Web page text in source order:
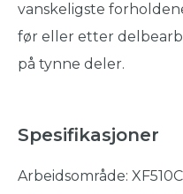
vanskeligste
før eller etter
på tynne deler.
Spesifikasjoner
Arbeidsområde: